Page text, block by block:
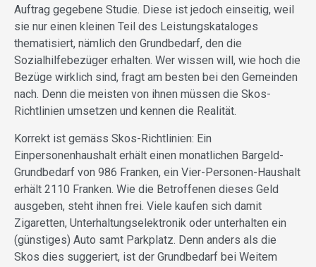
Auftrag gegebene Studie. Diese ist jedoch einseitig, weil
sie nur einen kleinen Teil des Leistungskataloges
thematisiert, nämlich den Grundbedarf, den die
Sozialhilfebezüger erhalten. Wer wissen will, wie hoch die
Bezüge wirklich sind, fragt am besten bei den Gemeinden
nach. Denn die meisten von ihnen müssen die Skos-
Richtlinien umsetzen und kennen die Realität.
Korrekt ist gemäss Skos-Richtlinien: Ein
Einpersonenhaushalt erhält einen monatlichen Bargeld-
Grundbedarf von 986 Franken, ein Vier-Personen-Haushalt
erhält 2110 Franken. Wie die Betroffenen dieses Geld
ausgeben, steht ihnen frei. Viele kaufen sich damit
Zigaretten, Unterhaltungselektronik oder unterhalten ein
(günstiges) Auto samt Parkplatz. Denn anders als die
Skos dies suggeriert, ist der Grundbedarf bei Weitem